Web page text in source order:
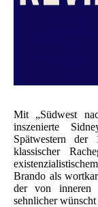
Mit „Südwest
inszenierte
Spätwestern
klassischer
Brando als
der von inneren
sehnlicher wünscht